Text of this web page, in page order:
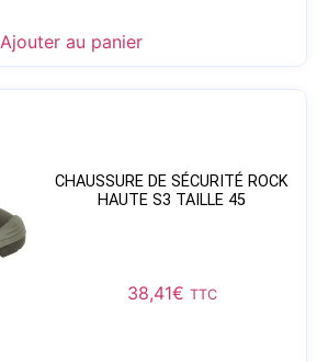
Ajouter au panier
CHAUSSURE DE SÉCURITÉ ROCK
HAUTE S3 TAILLE 45
38,41€ TTC